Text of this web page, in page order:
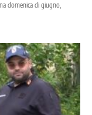
domenica di giugno,